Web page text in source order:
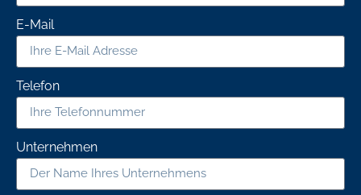
E-Mail
Telefon
Unternehmen